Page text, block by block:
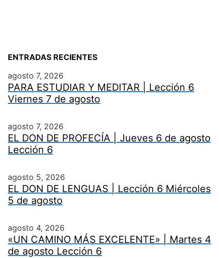
ENTRADAS RECIENTES
agosto 7, 2026
PARA ESTUDIAR Y MEDITAR | Lección 6
Viernes 7 de agosto
agosto 7, 2026
EL DON DE PROFECÍA | Jueves 6 de agosto
Lección 6
agosto 5, 2026
EL DON DE LENGUAS | Lección 6 Miércoles
5 de agosto
agosto 4, 2026
«UN CAMINO MÁS EXCELENTE» | Martes 4
de agosto Lección 6